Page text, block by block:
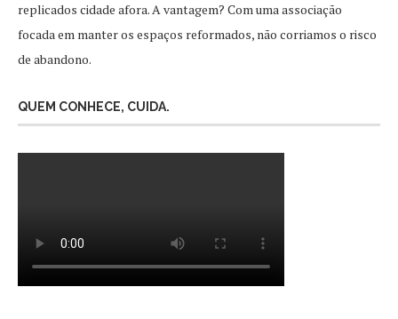
replicados cidade afora. A vantagem? Com uma associação
focada em manter os espaços reformados, não corriamos o risco
de abandono.
QUEM CONHECE, CUIDA.